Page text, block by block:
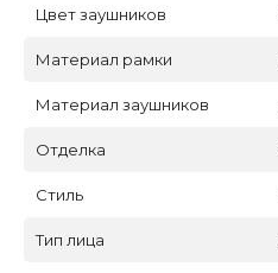
Цвет заушников
Материал рамки
Материал заушников
Отделка
Стиль
Тип лица